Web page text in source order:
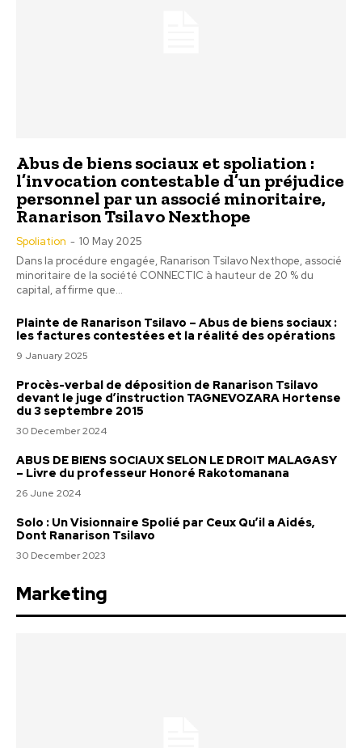
Abus de biens sociaux et spoliation :
l’invocation contestable d’un préjudice
personnel par un associé minoritaire,
Ranarison Tsilavo Nexthope
Spoliation - 10 May 2025
Dans la procédure engagée, Ranarison Tsilavo Nexthope, associé
minoritaire de la société CONNECTIC à hauteur de 20 % du
capital, affirme que...
Plainte de Ranarison Tsilavo – Abus de biens sociaux :
les factures contestées et la réalité des opérations
9 January 2025
Procès-verbal de déposition de Ranarison Tsilavo
devant le juge d’instruction TAGNEVOZARA Hortense
du 3 septembre 2015
30 December 2024
ABUS DE BIENS SOCIAUX SELON LE DROIT MALAGASY
– Livre du professeur Honoré Rakotomanana
26 June 2024
Solo : Un Visionnaire Spolié par Ceux Qu’il a Aidés,
Dont Ranarison Tsilavo
30 December 2023
Marketing